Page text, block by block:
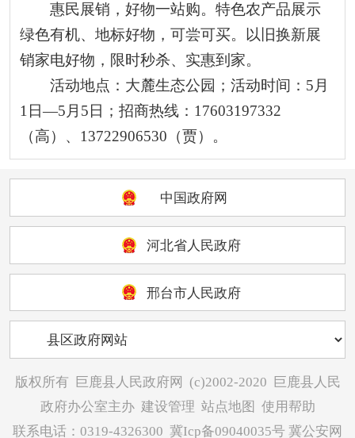
惠民展销，好物一站购。特色农产品展示
绿色有机、地标好物，可尝可买。以旧换新展
销家电好物，限时秒杀、实惠到家。
活动地点：大麓生态公园；活动时间：5月
1日—5月5日；招商热线：17603197332
（高）、13722906530（贾）。
中国政府网
河北省人民政府
邢台市人民政府
版权所有 巨鹿县人民政府网 (c)2002-2020
巨鹿县人民
政府办公室主办 建设管理 站点地图 使用帮助
联系电话：0319-4326300 冀Icp备09040035号 冀公安网